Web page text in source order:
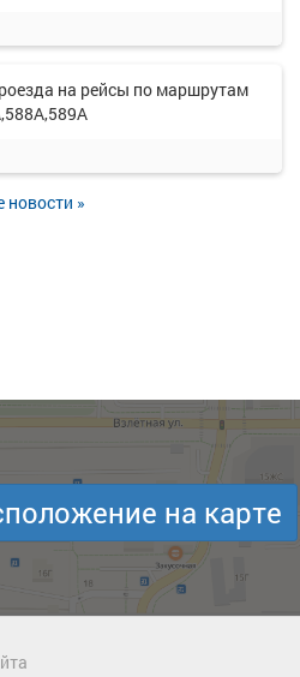
на рейсы по маршрутам
новости »
на карте